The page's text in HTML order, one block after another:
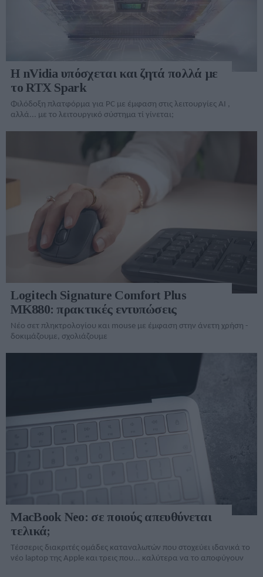
Η nVidia υπόσχεται και ζητά πολλά με
το RTX Spark
Φιλόδοξη πλατφόρμα για PC με έμφαση στις λειτουργίες AI ,
αλλά... με το λειτουργικό σύστημα τί γίνεται;
Logitech Signature Comfort Plus
MK880: πρακτικές εντυπώσεις
Νέο σετ πληκτρολογίου και mouse με έμφαση στην άνετη χρήση -
δοκιμάζουμε, σχολιάζουμε
MacBook Neo: σε ποιούς απευθύνεται
τελικά;
Τέσσερις διακριτές ομάδες καταναλωτών που στοχεύει ιδανικά το
νέο laptop της Apple και τρεις που... καλύτερα να το αποφύγουν